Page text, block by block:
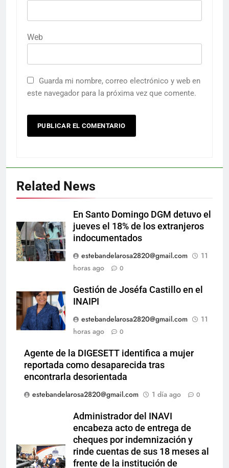
Web
Guarda mi nombre, correo electrónico y web en
este navegador para la próxima vez que comente.
Related News
En Santo Domingo DGM detuvo el
jueves el 18% de los extranjeros
indocumentados
estebandelarosa2820@gmail.com
11
horas ago
0
Gestión de Joséfa Castillo en el
INAIPI
estebandelarosa2820@gmail.com
11
horas ago
0
Agente de la DIGESETT identifica a mujer
reportada como desaparecida tras
encontrarla desorientada
estebandelarosa2820@gmail.com
1 día ago 0
Administrador del INAVI
encabeza acto de entrega de
cheques por indemnización y
rinde cuentas de sus 18 meses al
frente de la institución de